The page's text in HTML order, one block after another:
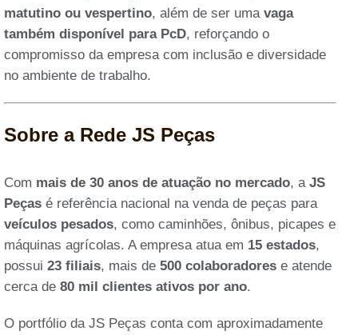
matutino ou vespertino, além de ser uma vaga
também disponível para PcD, reforçando o
compromisso da empresa com inclusão e diversidade
no ambiente de trabalho.
Sobre a Rede JS Peças
Com mais de 30 anos de atuação no mercado, a JS
Peças é referência nacional na venda de peças para
veículos pesados, como caminhões, ônibus, picapes e
máquinas agrícolas. A empresa atua em 15 estados,
possui 23 filiais, mais de 500 colaboradores e atende
cerca de 80 mil clientes ativos por ano.
O portfólio da JS Peças conta com aproximadamente